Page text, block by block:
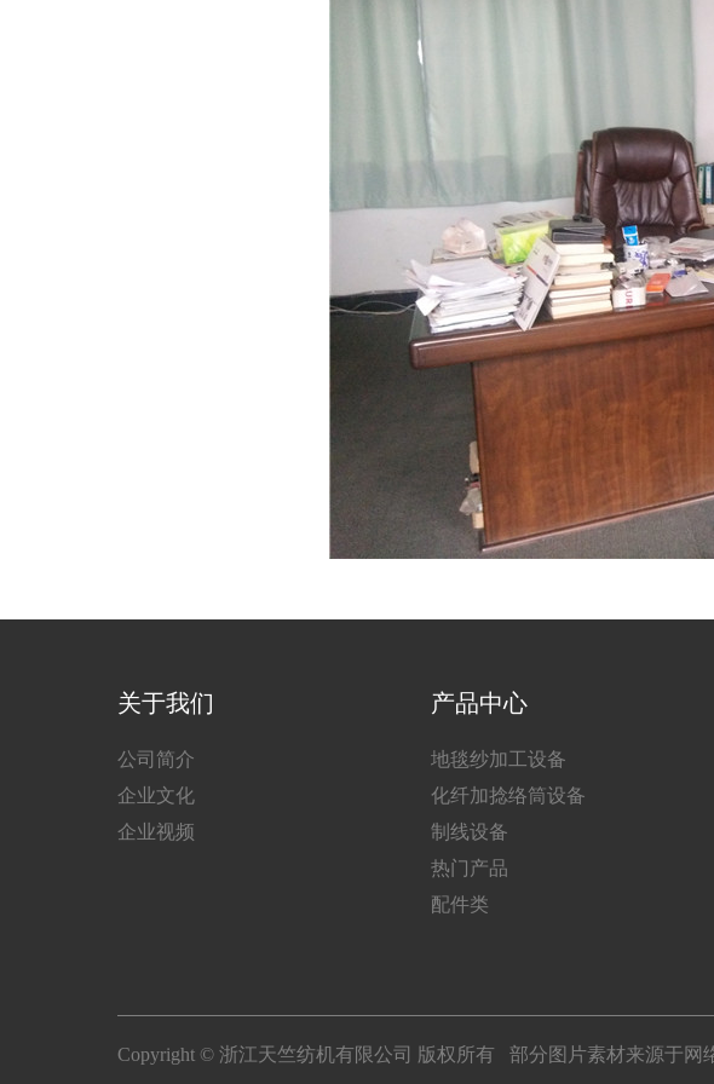
关于我们
公司简介
企业文化
企业视频
产品中心
地毯纱加工设备
化纤加捻络筒设备
制线设备
热门产品
配件类
Copyright © 浙江天竺纺机有限公司 版权所有 部分图片素材来源于网